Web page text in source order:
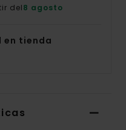
del8 agosto
en tienda